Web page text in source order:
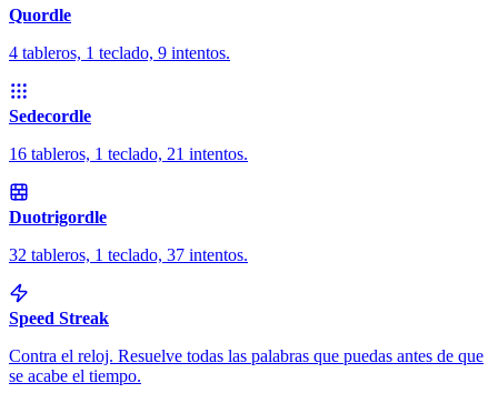
Quordle
4 tableros, 1 teclado, 9 intentos.
Sedecordle
16 tableros, 1 teclado, 21 intentos.
Duotrigordle
32 tableros, 1 teclado, 37 intentos.
Speed Streak
Contra el reloj. Resuelve todas las palabras que puedas antes de que
se acabe el tiempo.